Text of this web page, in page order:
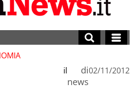
di
news
il 02/11/2012